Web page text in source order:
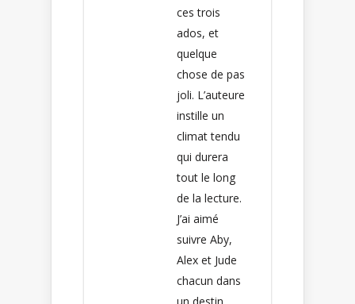
ces trois
ados, et
quelque
chose de pas
joli. L’auteure
instille un
climat tendu
qui durera
tout le long
de la lecture.
J’ai aimé
suivre Aby,
Alex et Jude
chacun dans